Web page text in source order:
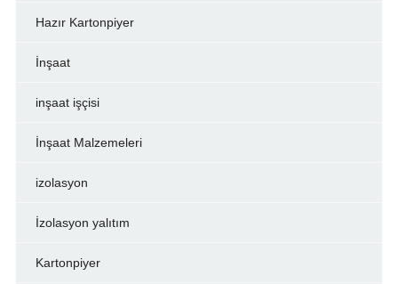
Hazır Kartonpiyer
İnşaat
inşaat işçisi
İnşaat Malzemeleri
izolasyon
İzolasyon yalıtım
Kartonpiyer